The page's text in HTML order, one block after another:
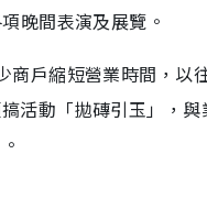
晚間表演及展覽。
戶縮短營業時間，
活動「拋磚引玉」，